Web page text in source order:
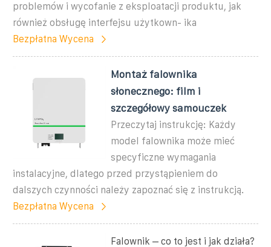
problemów i wycofanie z eksploatacji produktu, jak
również obsługę interfejsu użytkown- ika
Bezpłatna Wycena
Montaż falownika
słonecznego: film i
szczegółowy samouczek
Przeczytaj instrukcję: Każdy
model falownika może mieć
specyficzne wymagania
instalacyjne, dlatego przed przystąpieniem do
dalszych czynności należy zapoznać się z instrukcją.
Bezpłatna Wycena
Falownik – co to jest i jak działa?